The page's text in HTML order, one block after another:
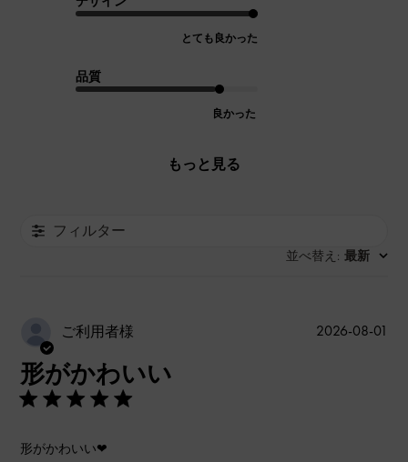
とても良かった
品質
良かった
もっと見る
フィルター
並べ替え : 最新
ご利用者様
形がかわいい
形がかわいい❤︎
2026-08-01